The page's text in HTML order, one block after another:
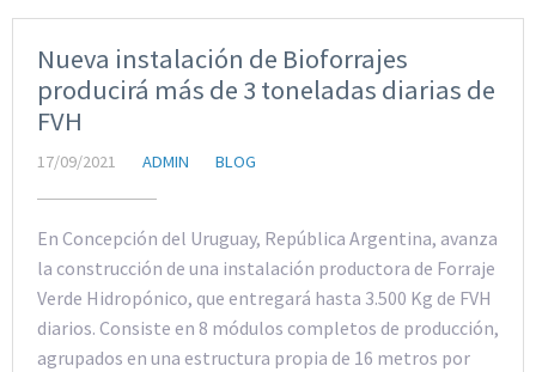
Nueva instalación de Bioforrajes
producirá más de 3 toneladas diarias de
FVH
17/09/2021 ADMIN BLOG
En Concepción del Uruguay, República Argentina, avanza
la construcción de una instalación productora de Forraje
Verde Hidropónico, que entregará hasta 3.500 Kg de FVH
diarios. Consiste en 8 módulos completos de producción,
agrupados en una estructura propia de 16 metros por